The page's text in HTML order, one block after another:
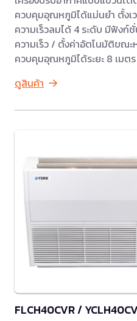
ควบคุมอุณหภูมิได้แม่นยำ ตั้งเ
ความเร็วลมได้ 4 ระดับ มีฟังก์
ความเร็ว / ตั้งค่าอัตโนมัติขณะ
ควบคุมอุณหภูมิได้ระยะ 8 เมตร
ดูสินค้า
FLCH40CVR /